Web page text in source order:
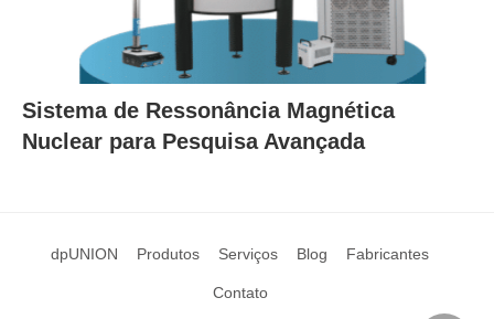
Sistema de Ressonância Magnética
Nuclear para Pesquisa Avançada
dpUNION Produtos Serviços Blog Fabricantes
Contato